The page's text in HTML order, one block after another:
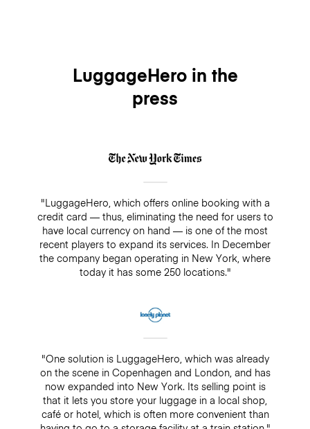
LuggageHero in the
press
"LuggageHero, which offers online booking with a
credit card — thus, eliminating the need for users to
have local currency on hand — is one of the most
recent players to expand its services. In December
the company began operating in New York, where
today it has some 250 locations."
"One solution is LuggageHero, which was already
on the scene in Copenhagen and London, and has
now expanded into New York. Its selling point is
that it lets you store your luggage in a local shop,
café or hotel, which is often more convenient than